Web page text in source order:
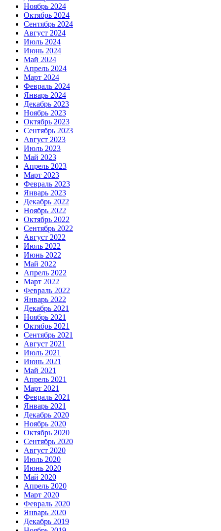
Ноябрь 2024
Октябрь 2024
Сентябрь 2024
Август 2024
Июль 2024
Июнь 2024
Май 2024
Апрель 2024
Март 2024
Февраль 2024
Январь 2024
Декабрь 2023
Ноябрь 2023
Октябрь 2023
Сентябрь 2023
Август 2023
Июль 2023
Май 2023
Апрель 2023
Март 2023
Февраль 2023
Январь 2023
Декабрь 2022
Ноябрь 2022
Октябрь 2022
Сентябрь 2022
Август 2022
Июль 2022
Июнь 2022
Май 2022
Апрель 2022
Март 2022
Февраль 2022
Январь 2022
Декабрь 2021
Ноябрь 2021
Октябрь 2021
Сентябрь 2021
Август 2021
Июль 2021
Июнь 2021
Май 2021
Апрель 2021
Март 2021
Февраль 2021
Январь 2021
Декабрь 2020
Ноябрь 2020
Октябрь 2020
Сентябрь 2020
Август 2020
Июль 2020
Июнь 2020
Май 2020
Апрель 2020
Март 2020
Февраль 2020
Январь 2020
Декабрь 2019